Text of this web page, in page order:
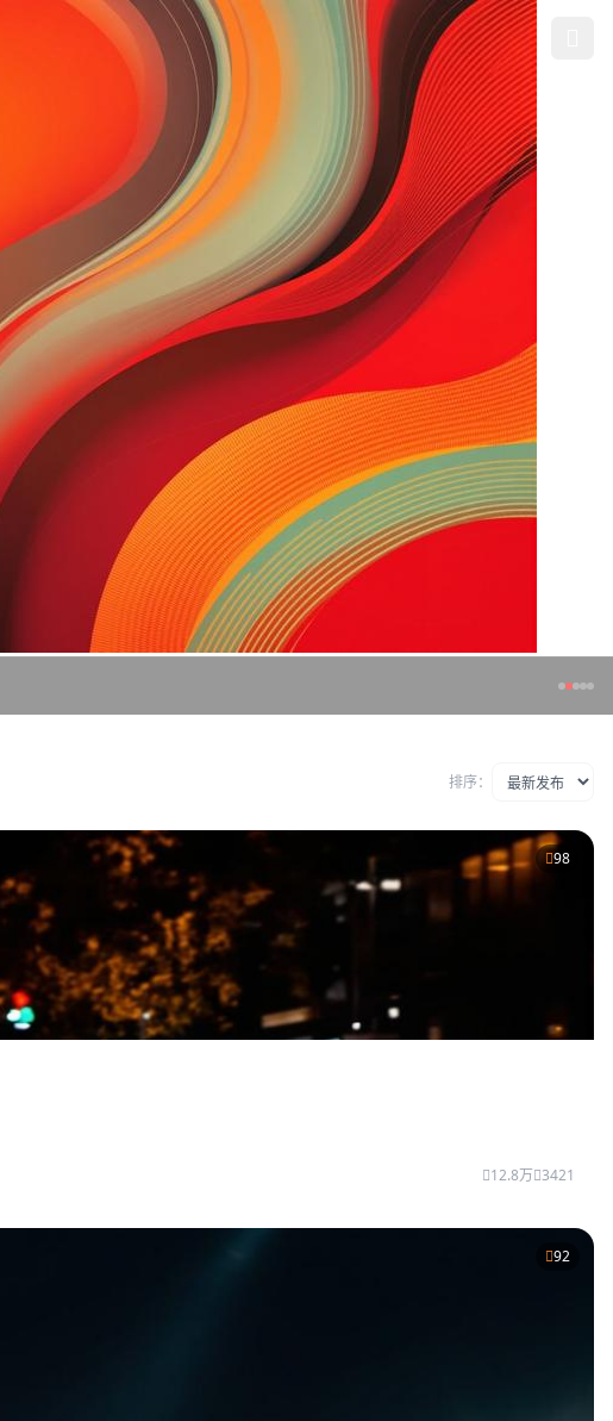
排序：
98
12.8万 3421
92